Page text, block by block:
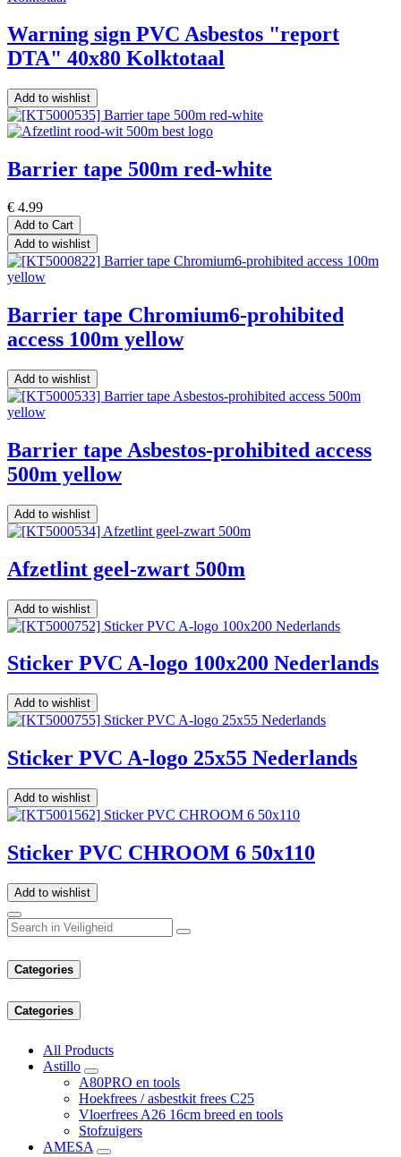
Warning sign PVC Asbestos "report
DTA" 40x80 Kolktotaal
Add to wishlist
Barrier tape 500m red-white
€ 4.99
Add to Cart
Add to wishlist
Barrier tape Chromium6-prohibited
access 100m yellow
Add to wishlist
Barrier tape Asbestos-prohibited access
500m yellow
Add to wishlist
Afzetlint geel-zwart 500m
Add to wishlist
Sticker PVC A-logo 100x200 Nederlands
Add to wishlist
Sticker PVC A-logo 25x55 Nederlands
Add to wishlist
Sticker PVC CHROOM 6 50x110
Add to wishlist
Categories
Categories
All Products
Astillo
A80PRO en tools
Hoekfrees / asbestkit frees C25
Vloerfrees A26 16cm breed en tools
Stofzuigers
AMESA